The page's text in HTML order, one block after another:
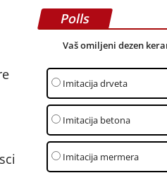
Polls
Vaš omiljeni dezen
Imitacija drveta
Imitacija betona
Imitacija mermera